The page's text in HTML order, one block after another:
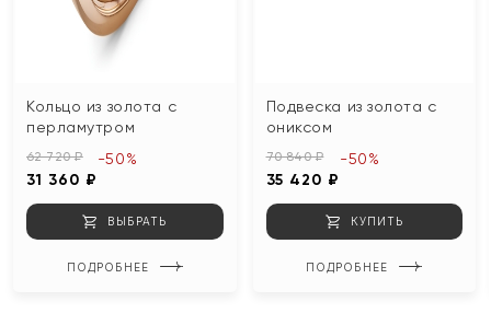
Кольцо из золота с
перламутром
62 720 ₽
31 360 ₽
-50%
ВЫБРАТЬ
ПОДРОБНЕЕ
Подвеска из золота с
ониксом
70 840 ₽
35 420 ₽
-50%
КУПИТЬ
ПОДРОБНЕЕ